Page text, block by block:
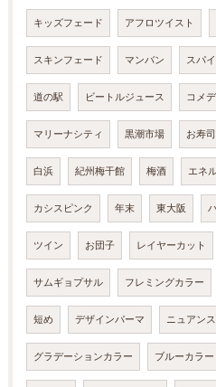
キッズフェード アフロツイスト
スキンフェード マンバン スパ
道の駅 ビートルジュース コメ
マリーナシティ 黒潮市場 お寿司
白浜 紀州梅干館 梅酒 エネ
カシスピンク 年末 東大阪
ツイン お団子 レイヤーカット
サムギョプサル フレミングカラー
短め デザインパーマ ニュアンス
グラデーションカラー ブルーカラー